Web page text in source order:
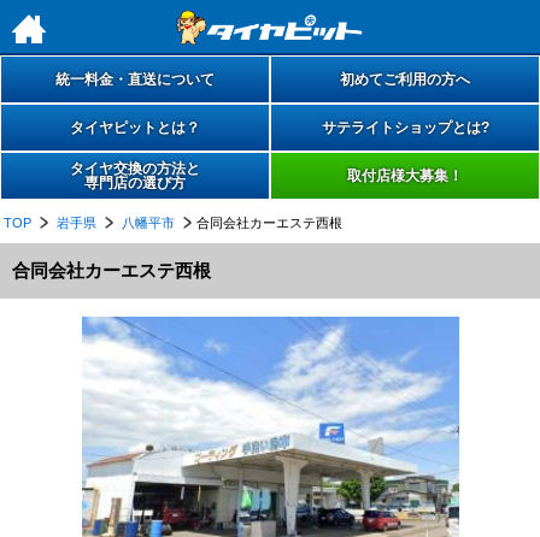
h
統一料金・直送について 初めてご利用の方へ
タイヤピットとは？ サテライトショップとは?
タイヤ交換の方法と
専門店の選び方
取付店様大募集！
TOP 岩手県 八幡平市 合同会社カーエステ西根
合同会社カーエステ西根